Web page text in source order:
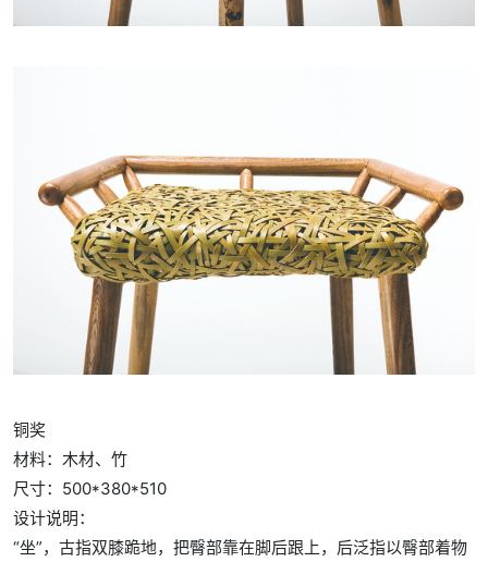
铜奖
材料：木材、竹
尺寸：500*380*510
设计说明：
“坐”，古指双膝跪地，把臀部靠在脚后跟上，后泛指以臀部着物